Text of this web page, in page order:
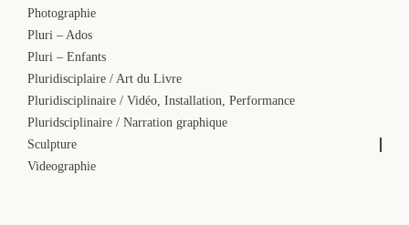
Photographie
Pluri – Ados
Pluri – Enfants
Pluridisciplaire / Art du Livre
Pluridisciplinaire / Vidéo, Installation, Performance
Pluridsciplinaire / Narration graphique
Sculpture
Videographie